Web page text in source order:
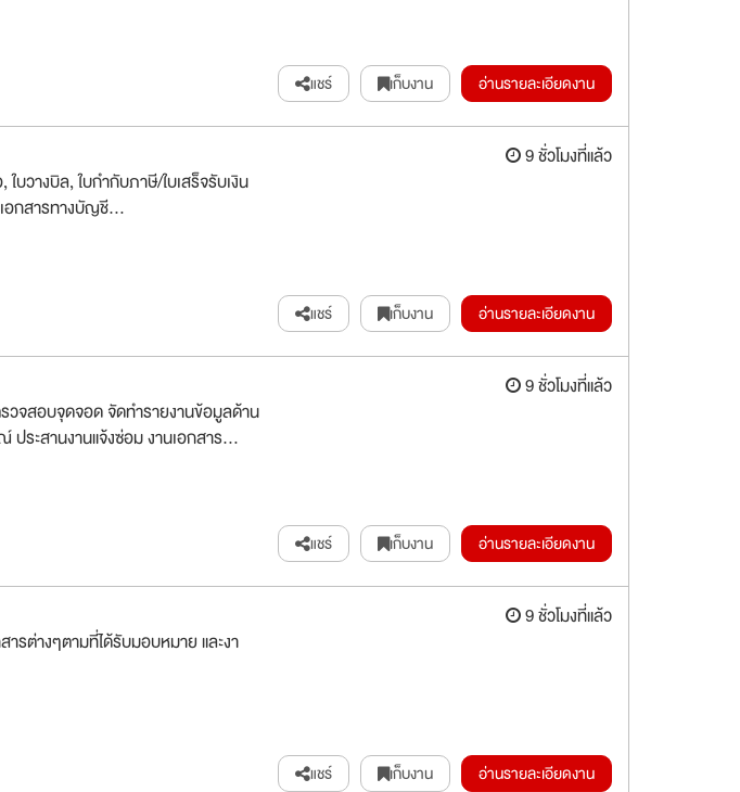
แชร์ เก็บงาน อ่านรายละเอียดงาน
วางบิล, ใบกำกับภาษี/ใบเสร็จรับเงิน
อกสารทางบัญชี...
9 ชั่วโมงที่แล้ว
แชร์ เก็บงาน อ่านรายละเอียดงาน
วจสอบจุดจอด จัดทำรายงานข้อมูลด้าน
ระสานงานแจ้งซ่อม งานเอกสาร...
9 ชั่วโมงที่แล้ว
แชร์ เก็บงาน อ่านรายละเอียดงาน
รต่างๆตามที่ได้รับมอบหมาย และงา
9 ชั่วโมงที่แล้ว
แชร์ เก็บงาน อ่านรายละเอียดงาน